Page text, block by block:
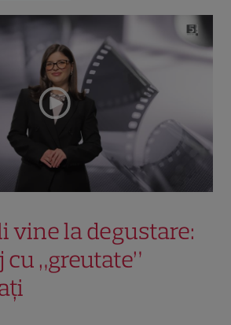
vine la degustare:
„greutate”